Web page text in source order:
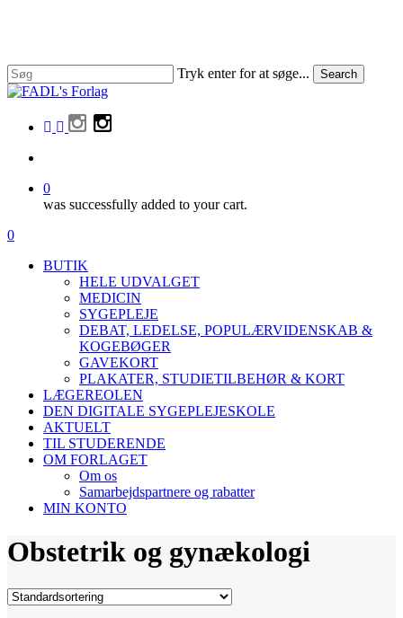
content
Tryk enter for at søge... Search
Close
facebook
linkedin
instagram
0
was successfully added to your cart.
Menu
search
0
BUTIK
HELE UDVALGET
MEDICIN
SYGEPLEJE
DEBAT, LEDELSE, POPULÆRVIDENSKAB &
KOGEBØGER
GAVEKORT
PLAKATER, STUDIETILBEHØR & KORT
LÆGEREOLEN
DEN DIGITALE SYGEPLEJESKOLE
AKTUELT
TIL STUDERENDE
OM FORLAGET
Om os
Samarbejdspartnere og rabatter
MIN KONTO
Obstetrik og gynækologi